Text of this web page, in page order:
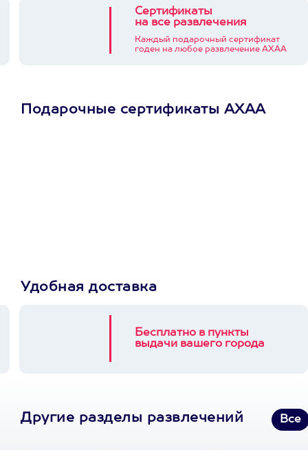
Сертификаты
на все развлечения
Каждый подарочный сертификат
годен на любое развлечение АХАА
Подарочные сертификаты АХАА
Удобная доставка
Бесплатно в пункты
выдачи вашего города
Другие разделы развлечений Все